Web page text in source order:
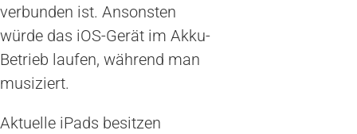
verbunden ist. Ansonsten
würde das iOS-Gerät im Akku-
Betrieb laufen, während man
musiziert.
Aktuelle iPads besitzen